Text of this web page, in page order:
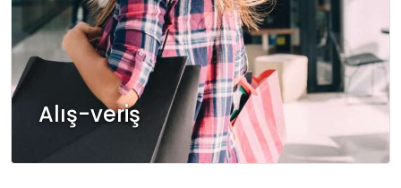
Alış-veriş